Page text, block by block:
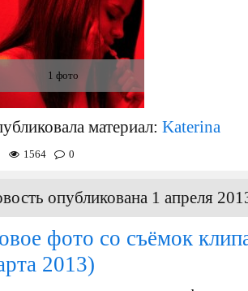
1 фото
материал: Katerina
1564 0
опубликована 1 апреля
фото со съёмок
2013)